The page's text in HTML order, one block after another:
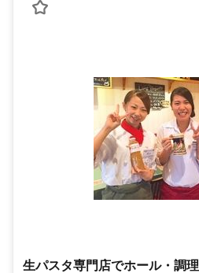
生パスタ専門店でホール・調理